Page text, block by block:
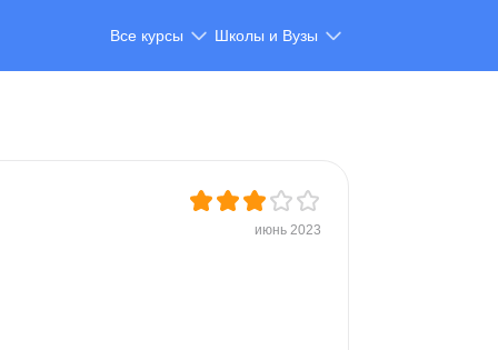
Все курсы Школы и Вузы
июнь 2023